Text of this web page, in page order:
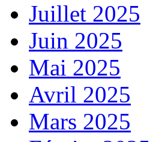
Juillet 2025
Juin 2025
Mai 2025
Avril 2025
Mars 2025